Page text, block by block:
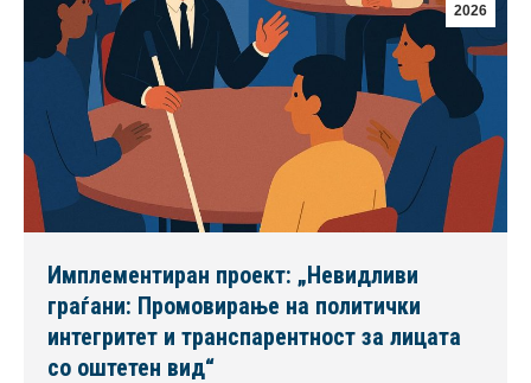
2026
Имплементиран проект: „Невидливи
граѓани: Промовирање на политички
интегритет и транспарентност за лицата
со оштетен вид“